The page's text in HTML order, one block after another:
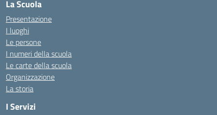
La Scuola
Presentazione
I luoghi
Le persone
I numeri della scuola
Le carte della scuola
Organizzazione
La storia
I Servizi